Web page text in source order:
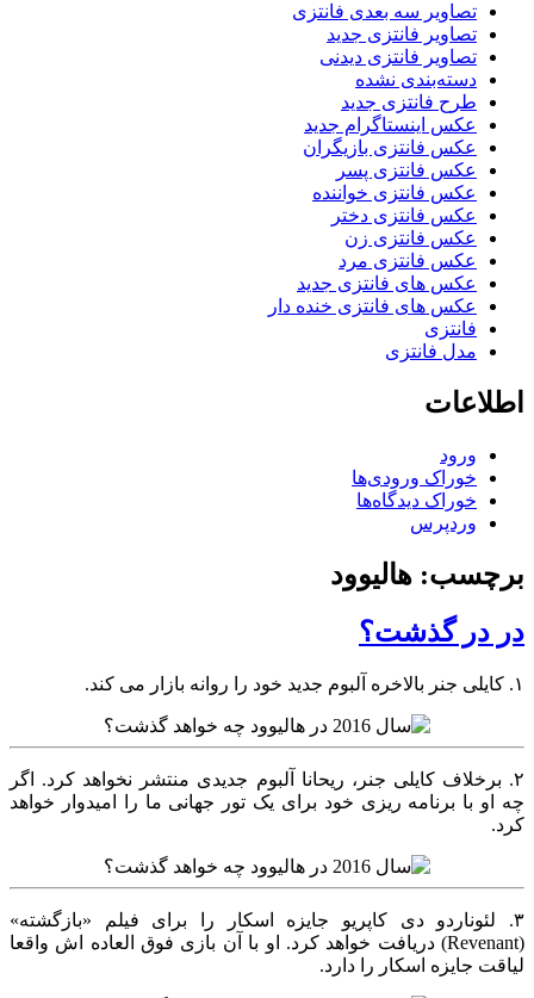
تصاویر سه بعدی فانتزی
تصاویر فانتزی جدید
تصاویر فانتزی دیدنی
دسته‌بندی نشده
طرح فانتزی جدید
عکس اینستاگرام جدید
عکس فانتزی بازیگران
عکس فانتزی پسر
عکس فانتزی خواننده
عکس فانتزی دختر
عکس فانتزی زن
عکس فانتزی مرد
عکس های فانتزی جدید
عکس های فانتزی خنده دار
فانتزی
مدل فانتزی
اطلاعات
ورود
خوراک ورودی‌ها
خوراک دیدگاه‌ها
وردپرس
برچسب: هالیوود
در در گذشت؟
۱. کایلی جنر بالاخره آلبوم جدید خود را روانه بازار می کند.
۲. برخلاف کایلی جنر، ریحانا آلبوم جدیدی منتشر نخواهد کرد. اگر
چه او با برنامه ریزی خود برای یک تور جهانی ما را امیدوار خواهد
کرد.
۳. لئوناردو دی کاپریو جایزه اسکار را برای فیلم «بازگشته»
(Revenant) دریافت خواهد کرد. او با آن بازی فوق العاده اش واقعا
لیاقت جایزه اسکار را دارد.